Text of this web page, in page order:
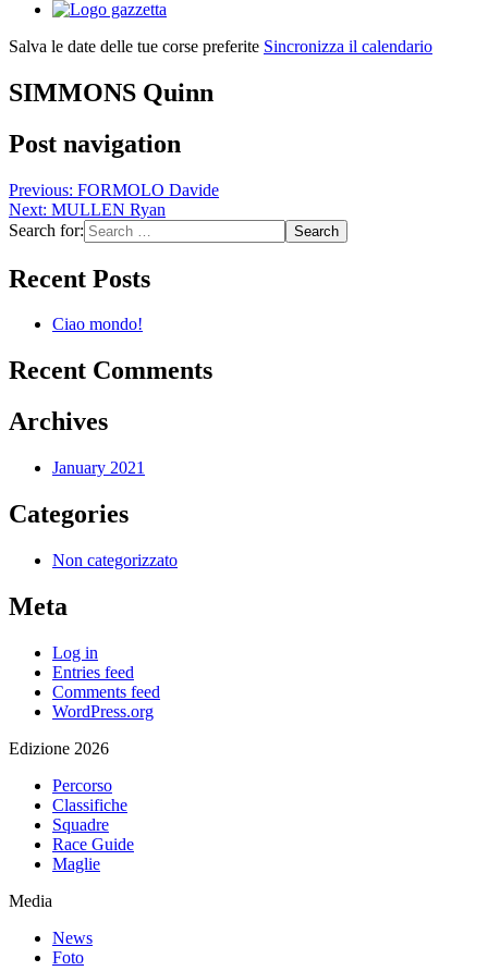
Salva le date delle tue corse preferite Sincronizza il calendario
SIMMONS Quinn
Post navigation
Previous: FORMOLO Davide
Next: MULLEN Ryan
Search for:
Recent Posts
Ciao mondo!
Recent Comments
Archives
January 2021
Categories
Non categorizzato
Meta
Log in
Entries feed
Comments feed
WordPress.org
Edizione 2026
Percorso
Classifiche
Squadre
Race Guide
Maglie
Media
News
Foto